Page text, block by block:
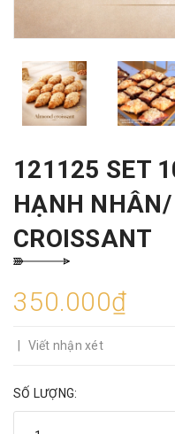
121125 SET
HẠNH
CROISSANT
350.000₫
Viết nhận xét
SỐ LƯỢNG: